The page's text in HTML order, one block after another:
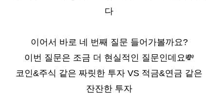
다
이어서 바로 네 번째 질문 들어가볼까요?
이번 질문은 조금 더 현실적인 질문인데요💸
코인&주식 같은 짜릿한 투자 VS 적금&연금 같은
잔잔한 투자